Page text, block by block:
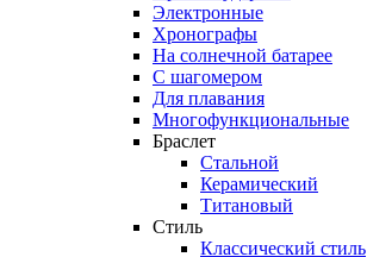
Электронные
Хронографы
На солнечной батарее
С шагомером
Для плавания
Многофункциональные
Браслет
Стальной
Керамический
Титановый
Стиль
Классический стиль